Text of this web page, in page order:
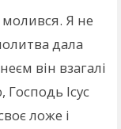
молився. Я не
дала
він взагалі
Ісус
ложе і